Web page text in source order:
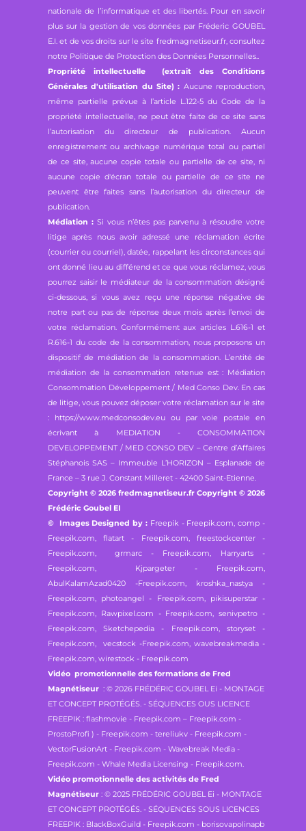
nationale de l’informatique et des libertés. Pour en savoir
plus sur la gestion de vos données par Fréderic GOUBEL
E.I. et de vos droits sur le site fredmagnetiseur.fr, consultez
notre Politique de Protection des Données Personnelles..
Propriété intellectuelle (extrait des Conditions
Générales d'utilisation du Site) : Aucune reproduction,
même partielle prévue à l’article L.122-5 du Code de la
propriété intellectuelle, ne peut être faite de ce site sans
l’autorisation du directeur de publication. Aucun
enregistrement ou archivage numérique total ou partiel
de ce site, aucune copie totale ou partielle de ce site, ni
aucune copie d'écran totale ou partielle de ce site ne
peuvent être faites sans l’autorisation du directeur de
publication.
Médiation : Si vous n’êtes pas parvenu à résoudre votre
litige après nous avoir adressé une réclamation écrite
(courrier ou courriel), datée, rappelant les circonstances qui
ont donné lieu au différend et ce que vous réclamez, vous
pourrez saisir le médiateur de la consommation désigné
ci-dessous, si vous avez reçu une réponse négative de
notre part ou pas de réponse deux mois après l’envoi de
votre réclamation. Conformément aux articles L.616-1 et
R.616-1 du code de la consommation, nous proposons un
dispositif de médiation de la consommation. L’entité de
médiation de la consommation retenue est : Médiation
Consommation Développement / Med Conso Dev. En cas
de litige, vous pouvez déposer votre réclamation sur le site
: https://www.medconsodev.eu ou par voie postale en
écrivant à MEDIATION - CONSOMMATION
DEVELOPPEMENT / MED CONSO DEV – Centre d’Affaires
Stéphanois SAS – Immeuble L’HORIZON – Esplanade de
France – 3 rue J. Constant Milleret - 42400 Saint-Etienne.
Copyright © 2026 fredmagnetiseur.fr Copyright © 2026
Frédéric Goubel EI
© Images Designed by : Freepik - Freepik.com,comp -
Freepik.com, flatart - Freepik.com, freestockcenter -
Freepik.com, grmarc - Freepik.com,
Harryarts -
Freepik.com, Kjpargeter - Freepik.com,
AbulKalamAzad0420 -Freepik.com, kroshka_nastya -
Freepik.com, photoangel - Freepik.com, pikisuperstar -
Freepik.com, Rawpixel.com - Freepik.com,senivpetro -
Freepik.com, Sketchepedia - Freepik.com, storyset -
Freepik.com, vecstock -Freepik.com, wavebreakmedia -
Freepik.com, wirestock - Freepik.com
Vidéo promotionnelle des formations de Fred
Magnétiseur : © 2026 FRÉDÉRIC GOUBEL Ei - MONTAGE
ET CONCEPT PROTÉGÉS. - SÉQUENCES OUS LICENCE
FREEPIK : flashmovie - Freepik.com – Freepik.com -
ProstoProfi ) - Freepik.com - tereliukv - Freepik.com -
VectorFusionArt - Freepik.com - Wavebreak Media -
Freepik.com - Whale Media Licensing - Freepik.com.
Vidéo promotionnelle des activités de Fred
Magnétiseur : © 2025 FRÉDÉRIC GOUBEL Ei - MONTAGE
ET CONCEPT PROTÉGÉS. - SÉQUENCES SOUS LICENCES
FREEPIK : BlackBoxGuild - Freepik.com - borisovapolinapb